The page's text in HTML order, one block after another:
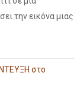
την εικόνα μιας
στο